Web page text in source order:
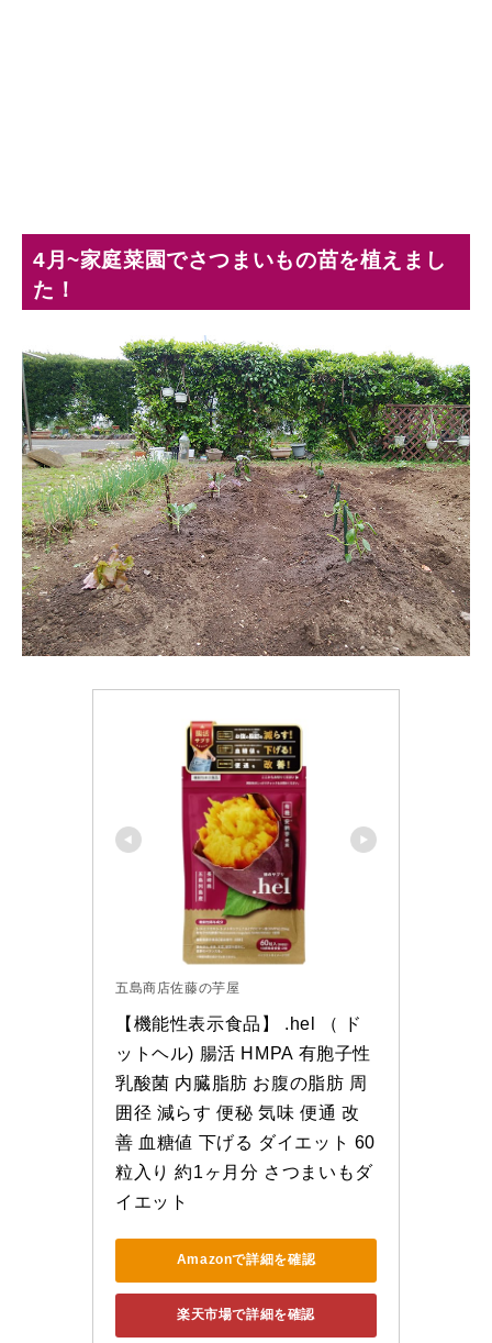
4月~家庭菜園でさつまいもの苗を植えまし
た！
五島商店佐藤の芋屋
【機能性表示食品】 .hel （ ド
ットヘル) 腸活 HMPA 有胞子性
乳酸菌 内臓脂肪 お腹の脂肪 周
囲径 減らす 便秘 気味 便通 改
善 血糖値 下げる ダイエット 60
粒入り 約1ヶ月分 さつまいもダ
イエット
Amazonで詳細を確認
楽天市場で詳細を確認